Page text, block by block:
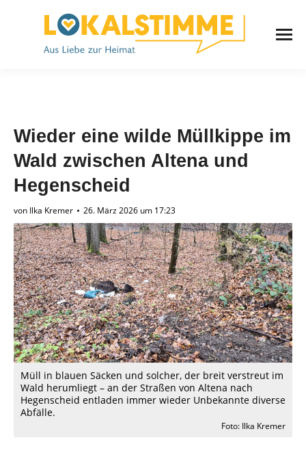
Wieder eine wilde Müllkippe im
Wald zwischen Altena und
Hegenscheid
von Ilka Kremer 26. März 2026 um 17:23
Müll in blauen Säcken und solcher, der breit verstreut im
Wald herumliegt – an der Straßen von Altena nach
Hegenscheid entladen immer wieder Unbekannte diverse
Abfälle.
Foto: Ilka Kremer